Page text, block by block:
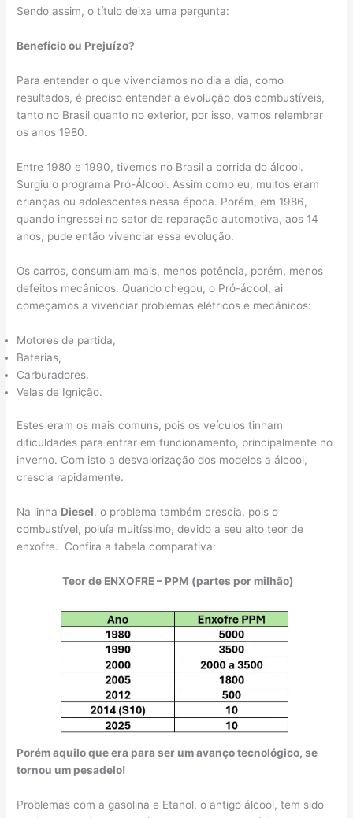
Sendo assim, o título deixa uma pergunta:
Benefício ou Prejuízo?
Para entender o que vivenciamos no dia a dia, como
resultados, é preciso entender a evolução dos combustíveis,
tanto no Brasil quanto no exterior, por isso, vamos relembrar
os anos 1980.
Entre 1980 e 1990, tivemos no Brasil a corrida do álcool.
Surgiu o programa Pró-Álcool. Assim como eu, muitos eram
crianças ou adolescentes nessa época. Porém, em 1986,
quando ingressei no setor de reparação automotiva, aos 14
anos, pude então vivenciar essa evolução.
Os carros, consumiam mais, menos potência, porém, menos
defeitos mecânicos. Quando chegou, o Pró-ácool, ai
começamos a vivenciar problemas elétricos e mecânicos:
Motores de partida,
Baterias,
Carburadores,
Velas de Ignição.
Estes eram os mais comuns, pois os veículos tinham
dificuldades para entrar em funcionamento, principalmente no
inverno. Com isto a desvalorização dos modelos a álcool,
crescia rapidamente.
Na linha Diesel, o problema também crescia, pois o
combustível, poluía muitíssimo, devido a seu alto teor de
enxofre. Confira a tabela comparativa:
Teor de ENXOFRE – PPM (partes por milhão)
Porém aquilo que era para ser um avanço tecnológico, se
tornou um pesadelo!
Problemas com a gasolina e Etanol, o antigo álcool, tem sido